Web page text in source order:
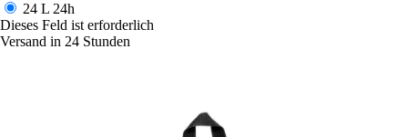
24 L 24h
Dieses Feld ist erforderlich
Versand in 24 Stunden